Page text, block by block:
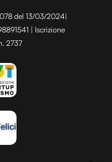
del 13/03/2024|
| Iscrizione
2737